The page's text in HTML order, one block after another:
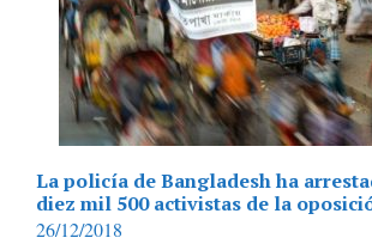
La policía de Bangladesh ha
diez mil 500 activistas de la
26/12/2018